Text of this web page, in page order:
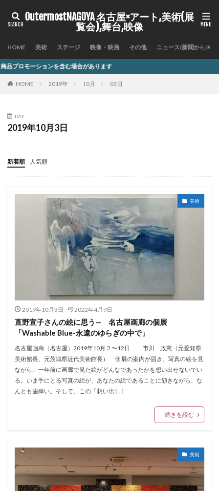
OutermostNAGOYA 名古屋×アート,美術(展
覧会),舞台,映像
HOME 美術 ステージ 映像・映画 その他 ニュース(新聞から)
含む場合があります
HOME 2019年 10月 03日
DAY
2019年10月3日
新着順 人気順
美術
2019年10月3日 2022年4月9日
直野宣子さんの絵に思う— 名古屋画廊の個展
「Washable Blue-永遠のゆらぎの中で」
名古屋画廊（名古屋）2019年10月２〜12日 市川 政憲（元愛知県
美術館長、元茨城県近代美術館長） 個展の案内が届き、写真の絵を見
ながら、一年前に画廊で見た絵がどんなであったかを想い出せないでい
る。いま手にとる写真の絵が、あなたの絵であることに頷きながら、な
んとも歯痒い。そして、この「想い出 […]
続きを読む
美術